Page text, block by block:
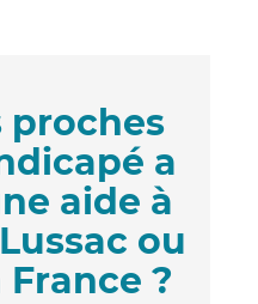
proches
a
aide à
ou
?